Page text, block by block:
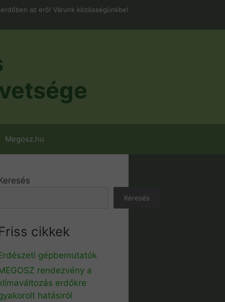
az erő! Várunk közösségünkbe!
Megosz.hu
Keresés
cikkek
gépbemutatók
rendezvény a
erdőkre
hatásiról